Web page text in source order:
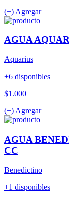
(+) Agregar
AGUA
Aquarius
+6 disponibles
$1.000
(+) Agregar
AGUA
CC
Benedictino
+1 disponibles